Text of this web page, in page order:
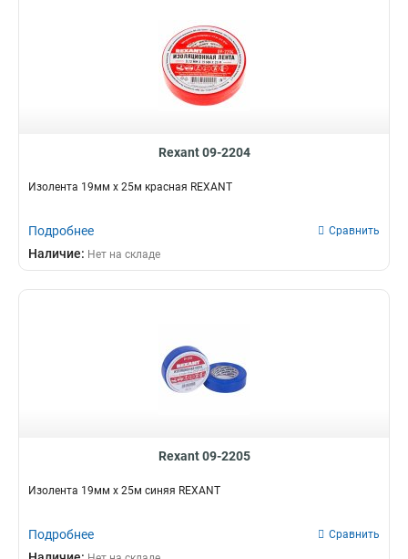
Rexant 09-2204
Изолента 19мм х 25м красная REXANT
Подробнее Сравнить
Наличие: Нет на складе
Rexant 09-2205
Изолента 19мм х 25м синяя REXANT
Подробнее Сравнить